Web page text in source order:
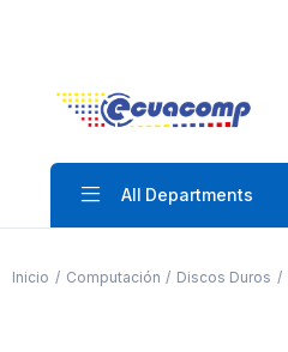
All Departments
Inicio Computación Discos Duros